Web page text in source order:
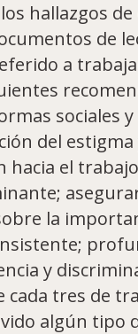
hallazgos
de
a
sociales y
del estigma
hacia el
la
y
cada tres de
algún tipo